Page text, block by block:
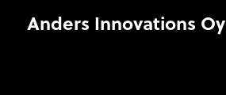
Anders Innovations Oy